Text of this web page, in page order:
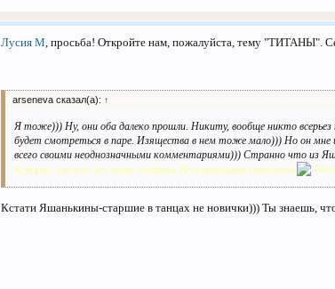
Лусия М , просьба! Откройте нам, пожалуйста, тему "ТИТАНЫ".
arseneva сказал(а): ↑
Я тоже))) Ну, они оба далеко прошли. Никиту, вообще никто
будет смотреться в паре. Изящества в нем тоже мало))) Но он мне
всего своими неоднозначными комментариями))) Странно что из
Кстати, можно же тему создать. Всех призываю смотреть
Кстати Яшанькины-старшие в танцах не новички))) Ты знаешь,